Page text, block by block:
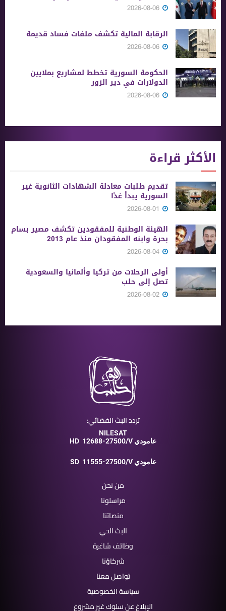
الرقابة المالية تكشف ملفات فساد قديمة
الحكومة السورية تخطط لمشاريع بملايين
الدولارات في دير الزور
الأكثر قراءة
تقديم طلبات معادلة الشهادات الثانوية ‏غير
السورية يبدأ غدًا
الهيئة الوطنية للمفقودين تكشف مصير بسام
بحرة وابنه المفقودان منذ عام 2013
أولى الرحلات من ‏تركيا وألمانيا والسعودية
تصل إلى حلب
تردد البث الفضائي:
NILESAT
HD
12688-27500/V عامودي
SD 11555-27500/V عامودي
من نحن
مراسلونا
منصاتنا
البث الحي
وظائف شاغرة
شركاؤنا
تواصل معنا
سياسة الخصوصية
الإبلاغ عن سلوك غير مشروع